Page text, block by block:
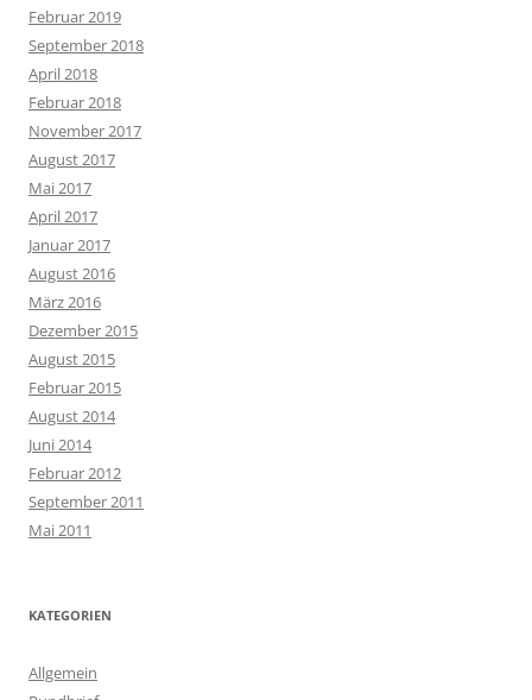
Februar 2019
September 2018
April 2018
Februar 2018
November 2017
August 2017
Mai 2017
April 2017
Januar 2017
August 2016
März 2016
Dezember 2015
August 2015
Februar 2015
August 2014
Juni 2014
Februar 2012
September 2011
Mai 2011
KATEGORIEN
Allgemein